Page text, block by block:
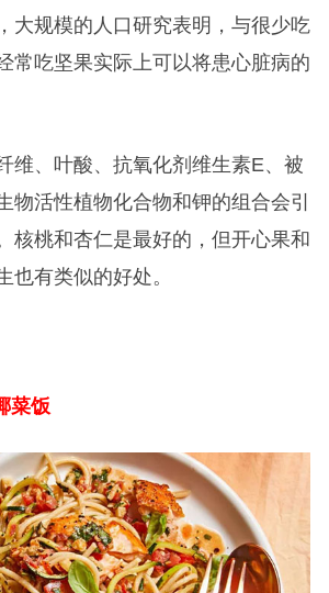
大规模的人口研究表明，与很少吃
常吃坚果实际上可以将患心脏病的
维、叶酸、抗氧化剂维生素E、被
物活性植物化合物和钾的组合会引
核桃和杏仁是最好的，但开心果和
也有类似的好处。
菜饭